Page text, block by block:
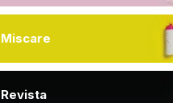
Miscare
Revista